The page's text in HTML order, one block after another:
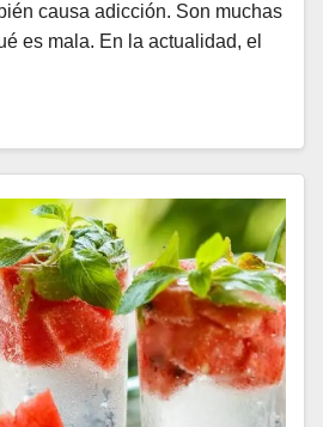
causa adicción. Son muchas
es mala. En la actualidad, el